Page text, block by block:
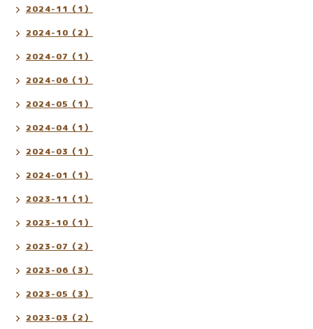
2024-11（1）
2024-10（2）
2024-07（1）
2024-06（1）
2024-05（1）
2024-04（1）
2024-03（1）
2024-01（1）
2023-11（1）
2023-10（1）
2023-07（2）
2023-06（3）
2023-05（3）
2023-03（2）